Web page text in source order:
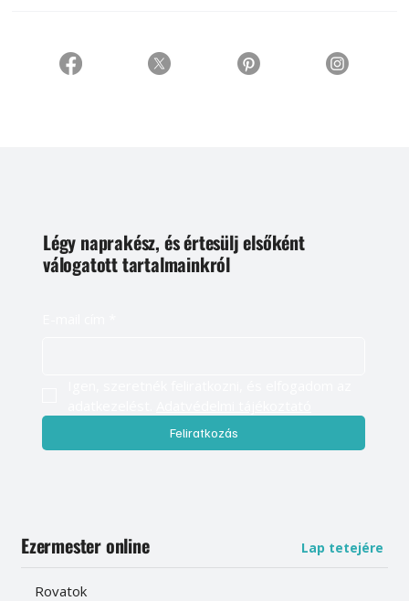
Légy naprakész, és értesülj elsőként
válogatott tartalmainkról
Feliratkozás
Ezermester online Lap tetejére
Rovatok